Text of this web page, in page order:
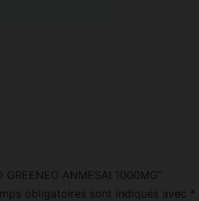
ANMESAI 1000MG”
obligatoires sont indiqués avec *